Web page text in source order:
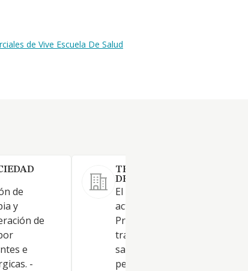
de Vive Escuela De Salud
de
y
de
e
-
TRANSPORTES
DEL NORTE SL.
El CNAE correspondiente a la
actividad principal es el 8690.
Prestación de servicios de
transporte público de tipo
sanitario. -El Traslado de
personas enfermas-heridas